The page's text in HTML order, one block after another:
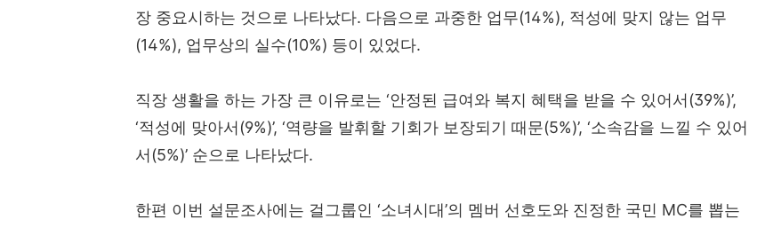
장 중요시하는 것으로 나타났다. 다음으로 과중한 업무(14%), 적성에 맞지 않는 업무
(14%), 업무상의 실수(10%) 등이 있었다.
직장 생활을 하는 가장 큰 이유로는 ‘안정된 급여와 복지 혜택을 받을 수 있어서 (39%)’,
‘적성에 맞아서 (9%)’, ‘역량을 발휘할 기회가 보장되기 때문(5%)’, ‘소속감을 느낄 수 있어
서 (5%)’ 순으로 나타났다.
한편 이번 설문조사에는 걸그룹인 ‘소녀시대’의 멤버 선호도와 진정한 국민 MC를 뽑는